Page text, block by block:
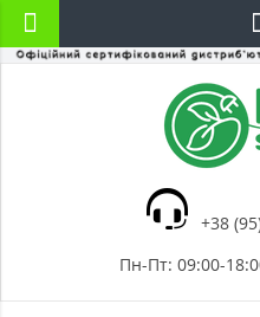
+38
Пн-Пт: 09:00-